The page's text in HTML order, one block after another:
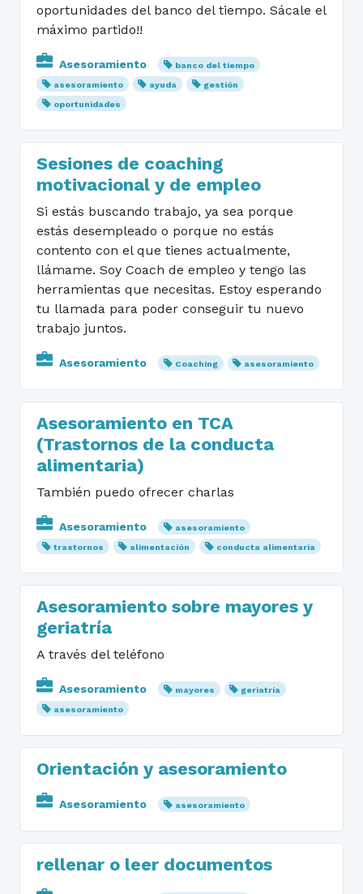
oportunidades del banco del tiempo. Sácale el
máximo partido!!
Asesoramiento
banco del tiempo
asesoramiento
ayuda
gestión
oportunidades
Sesiones de coaching
motivacional y de empleo
Si estás buscando trabajo, ya sea porque
estás desempleado o porque no estás
contento con el que tienes actualmente,
llámame. Soy Coach de empleo y tengo las
herramientas que necesitas. Estoy esperando
tu llamada para poder conseguir tu nuevo
trabajo juntos.
Asesoramiento Coaching asesoramiento
Asesoramiento en TCA
(Trastornos de la conducta
alimentaria)
También puedo ofrecer charlas
Asesoramiento
asesoramiento
trastornos
alimentación conducta alimentaria
Asesoramiento sobre mayores y
geriatría
A través del teléfono
Asesoramiento mayores
geriatría
asesoramiento
Orientación y asesoramiento
Asesoramiento asesoramiento
rellenar o leer documentos